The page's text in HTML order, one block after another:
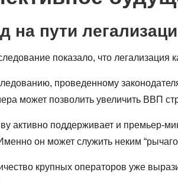
на пути
показало, что легализация
проведенному
может позволить увеличить ВВП
активно поддерживает и премьер-
он может служить неким
крупных операторов уже